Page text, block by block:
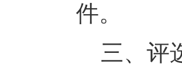
件。
三、评